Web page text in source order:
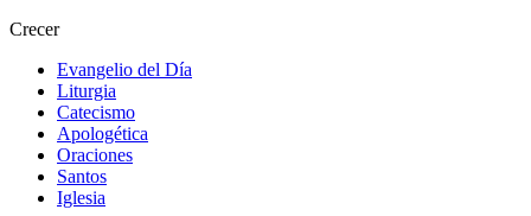
Crecer
Evangelio del Día
Liturgia
Catecismo
Apologética
Oraciones
Santos
Iglesia